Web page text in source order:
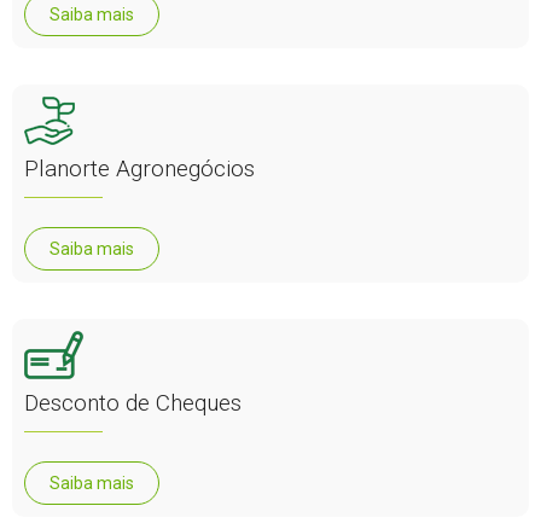
Saiba mais
Planorte Agronegócios
Saiba mais
Desconto de Cheques
Saiba mais